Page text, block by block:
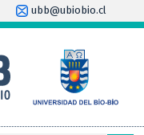
ubb@ubiobio.cl